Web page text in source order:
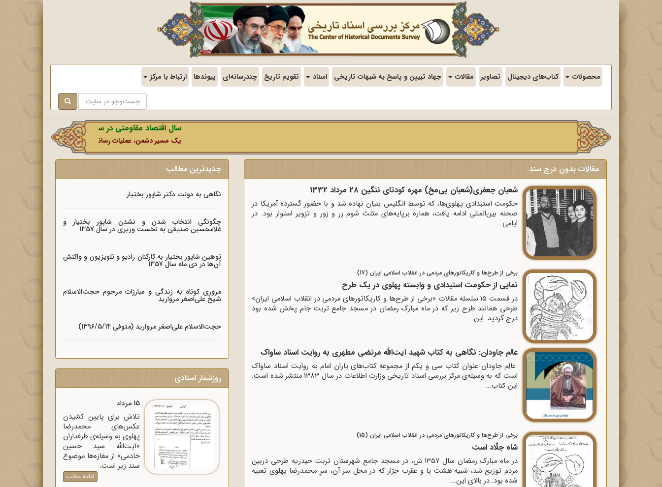
محصولات کتاب‌های دیجیتال تصاویر مقالات جهاد تبیین و پاسخ به شبهات تاریخی اسناد تقویم تاریخ چندرسانه‌ای پیوندها ارتباط با مرکز
سال اقتصاد مقاومتی در سایه وحدت ملی و امنیت ملی.
یک مسیر دشمن، عملیات رسانه‌ای او است که در این ایام بطور
مقالات بدون درج سند
شعبان جعفری(شعبان بى‌مخ) مهره کودتای ننگین 28 مرداد 1332
حکومت استبدادى پهلوى‌ها، که توسط انگلیس بنیان نهاده ‌شد و با حضور گسترده آمریکا در
صحنه بین‌المللى ادامه یافت، هماره برپایه‌هاى مثلث شوم زر و زور و تزویر استوار بود. در
ایامى...
برخی از طرح‌ها و کاریکاتورهای مردمی در انقلاب اسلامی ایران (17)
نمایی از حکومت استبدادی و وابسته پهلوی در یک طرح
در قسمت 15 سلسله مقالات «برخی از طرح‌ها و کاریکاتورهای مردمی در انقلاب اسلامی ایران»
طرحى همانند طرح زیر که در ماه مبارک رمضان در مسجد جامع تربت جام پخش شده بود
درج گردید. این...
عالم جاودان: نگاهی به کتاب شهید آیت‌الله مرتضی مطهری به روایت اسناد ساواک
عالِم جاودان عنوان کتاب سی و یکم از مجموعه کتاب‌های یاران امام به روایت اسناد ساواک
است که به وسیله‌ی مرکز بررسی اسناد تاریخی وزارت اطلاعات در سال 1383 منتشر شده است.
این کتاب...
برخی از طرح‌ها و کاریکاتورهای مردمی در انقلاب اسلامی ایران (15)
شاه جلّاد است
در ماه مبارک رمضان سال 1357 ش، در مسجد جامع شهرستان تربت حیدریه طرحى در­بین
مردم توزیع شد، شبیه هشت پا و عقرب جرّار که در محل سر آن، سرِ محمدرضا پهلوى ­تعبیه
شده بود. در بالاى این...
جدیدترین مطالب
نگاهی به دولت دکتر شاپور بختیار
چگونگی انتخاب شدن و نشدن شاپور بختیار و
غلامحسین صدیقی به نخست وزیری در سال 1357
توهین شاپور بختیار به کارکنان رادیو و تلویزیون و واکنش
آن‌ها در دی ماه سال 1357
مروری کوتاه به زندگی و مبارزات مرحوم حجت‌الاسلام
شیخ علی‌اصغر مروارید
حجت‌الاسلام علی‌اصغر مروارید (متوفی 1396/5/14)
روزشمار اسنادی
15 مرداد
تلاش برای پایین کشیدن
عکس‌های محمدرضا
پهلوی به وسیله‌ی طرفداران
«آیت‌الله سید حسین
خادمی» از مغازه‌ها موضوع
سند زیر است.
ادامه مطلب